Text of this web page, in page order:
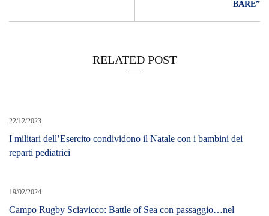
BARE”
RELATED POST
22/12/2023
I militari dell’Esercito condividono il Natale con i bambini dei
reparti pediatrici
19/02/2024
Campo Rugby Sciavicco: Battle of Sea con passaggio…nel